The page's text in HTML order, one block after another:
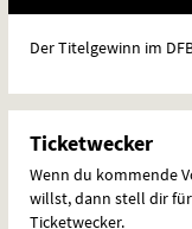
Der Titelgewinn im
Ticketwecker
Wenn du kommende
willst, dann stell dir
Ticketwecker.